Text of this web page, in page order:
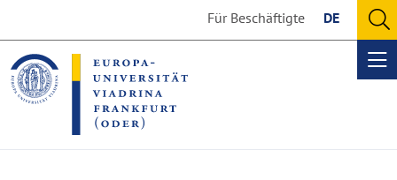
the
content
section
the
footer
section
Für Beschäftigte DE